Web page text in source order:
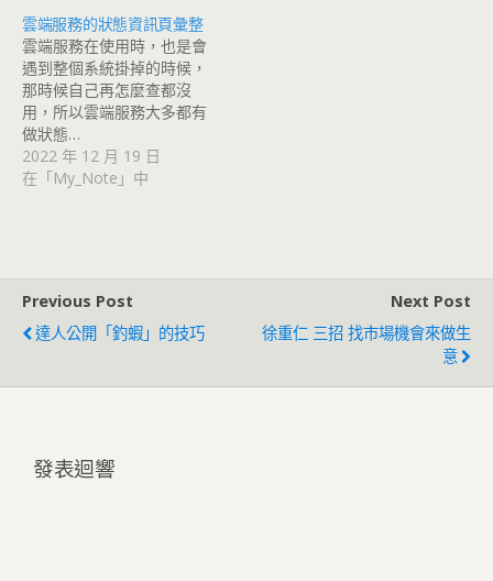
雲端服務的狀態資訊頁彙整
雲端服務在使用時，也是會
遇到整個系統掛掉的時候，
那時候自己再怎麼查都沒
用，所以雲端服務大多都有
做狀態…
2022 年 12 月 19 日
在「My_Note」中
Previous Post
達人公開「釣蝦」的技巧
Next Post
徐重仁 三招 找市場機會來做生
意
發表迴響